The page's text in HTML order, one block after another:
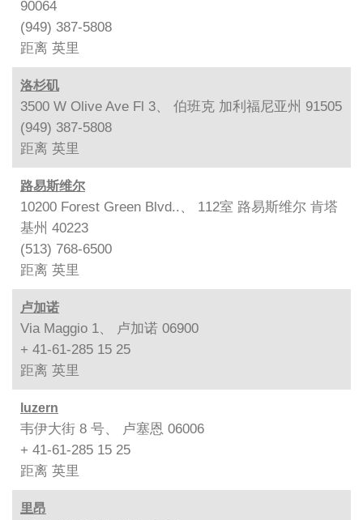
90064
(949) 387-5808
距离 英里
洛杉矶
3500 W Olive Ave Fl 3、 伯班克 加利福尼亚州 91505
(949) 387-5808
距离 英里
路易斯维尔
10200 Forest Green Blvd..、 112室 路易斯维尔 肯塔
基州 40223
(513) 768-6500
距离 英里
卢加诺
Via Maggio 1、 卢加诺 06900
+ 41-61-285 15 25
距离 英里
luzern
韦伊大街 8 号、 卢塞恩 06006
+ 41-61-285 15 25
距离 英里
里昂